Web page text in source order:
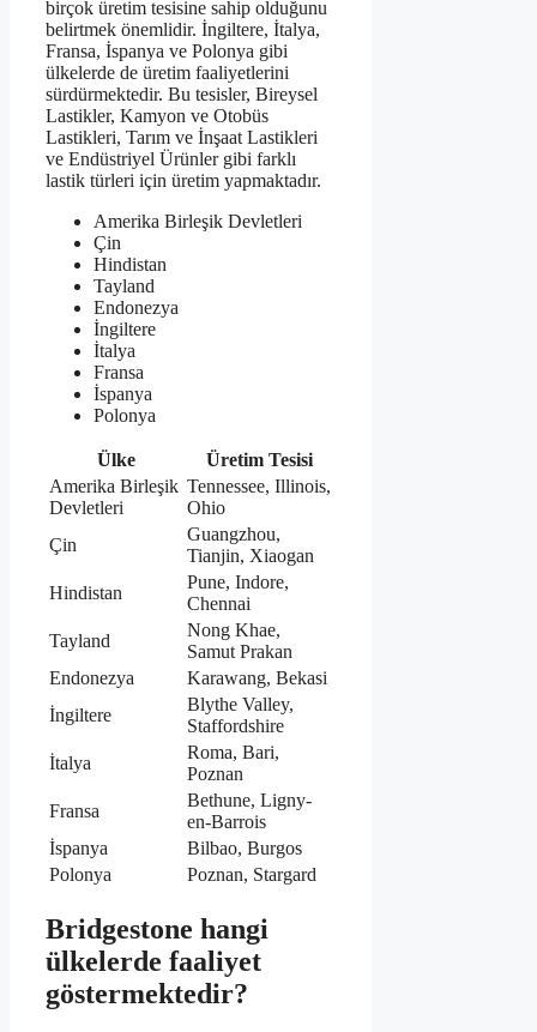
birçok üretim tesisine sahip olduğunu
belirtmek önemlidir. İngiltere, İtalya,
Fransa, İspanya ve Polonya gibi
ülkelerde de üretim faaliyetlerini
sürdürmektedir. Bu tesisler, Bireysel
Lastikler, Kamyon ve Otobüs
Lastikleri, Tarım ve İnşaat Lastikleri
ve Endüstriyel Ürünler gibi farklı
lastik türleri için üretim yapmaktadır.
Amerika Birleşik Devletleri
Çin
Hindistan
Tayland
Endonezya
İngiltere
İtalya
Fransa
İspanya
Polonya
Ülke
Üretim Tesisi
Amerika Birleşik
Devletleri
Tennessee, Illinois,
Ohio
Çin
Guangzhou,
Tianjin, Xiaogan
Hindistan
Pune, Indore,
Chennai
Tayland
Nong Khae,
Samut Prakan
Endonezya
Karawang, Bekasi
İngiltere
Blythe Valley,
Staffordshire
İtalya
Roma, Bari,
Poznan
Fransa
Bethune, Ligny-
en-Barrois
İspanya
Bilbao, Burgos
Polonya
Poznan, Stargard
Bridgestone hangi
ülkelerde faaliyet
göstermektedir?